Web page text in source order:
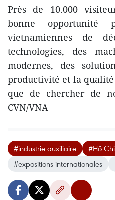
Près de 10.000
bonne opportunité
vietnamiennes de
technologies, des
modernes, des
productivité et la
que de chercher de
CVN/VNA
#industrie auxiliaire
#Hô
#expositions internationales